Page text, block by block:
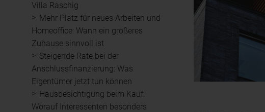
Villa Raschig
Mehr Platz für neues Arbeiten und
Homeoffice: Wann ein größeres
Zuhause sinnvoll ist
Steigende Rate bei der
Anschlussfinanzierung: Was
Eigentümer jetzt tun können
Hausbesichtigung beim Kauf:
Worauf Interessenten besonders